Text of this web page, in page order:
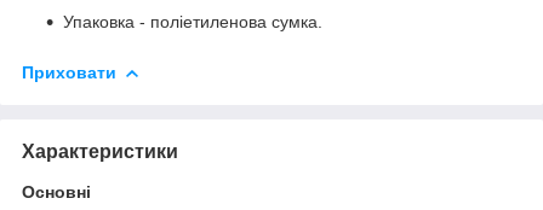
Упаковка - поліетиленова сумка.
Приховати
Характеристики
Основні